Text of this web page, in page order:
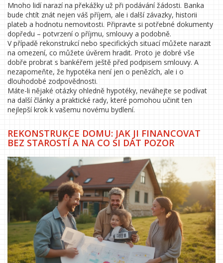
Mnoho lidí narazí na překážky už při podávání žádosti. Banka
bude chtít znát nejen váš příjem, ale i další závazky, historii
plateb a hodnotu nemovitosti. Připravte si potřebné dokumenty
dopředu – potvrzení o příjmu, smlouvy a podobně.
V případě rekonstrukcí nebo specifických situací můžete narazit
na omezení, co můžete úvěrem hradit. Proto je dobré vše
dobře probrat s bankéřem ještě před podpisem smlouvy. A
nezapomeňte, že hypotéka není jen o penězích, ale i o
dlouhodobé zodpovědnosti.
Máte-li nějaké otázky ohledně hypotéky, neváhejte se podívat
na další články a praktické rady, které pomohou učinit ten
nejlepší krok k vašemu novému bydlení.
REKONSTRUKCE DOMU: JAK JI FINANCOVAT
BEZ STAROSTÍ A NA CO SI DÁT POZOR